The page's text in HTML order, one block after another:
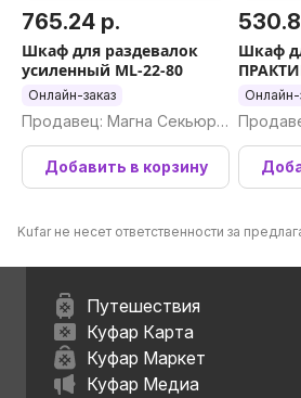
765.24 р.
Шкаф для раздевалок
усиленный ML-22-80
Онлайн-заказ
Продавец: Магна Секьюри
ти ООО
Добавить в корзину
Шкаф
21-60
Онлайн-
ти ООО
Kufar не несет ответственности за
Путешествия
Куфар Карта
Куфар Маркет
Куфар Медиа